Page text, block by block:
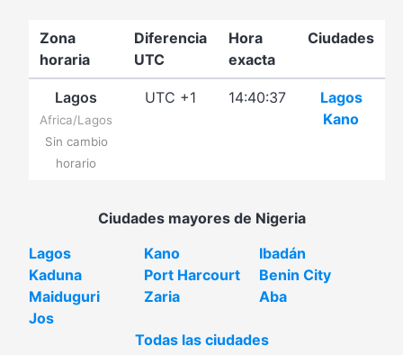
Zona
horaria
Diferencia
UTC
Hora
exacta
Ciudades
Lagos
Africa/Lagos
Sin cambio
horario
UTC +1 14:40:37
Lagos
Kano
Ciudades mayores de Nigeria
Lagos
Kano
Ibadán
Kaduna
Port Harcourt
Benin City
Maiduguri
Zaria
Aba
Jos
Todas las ciudades